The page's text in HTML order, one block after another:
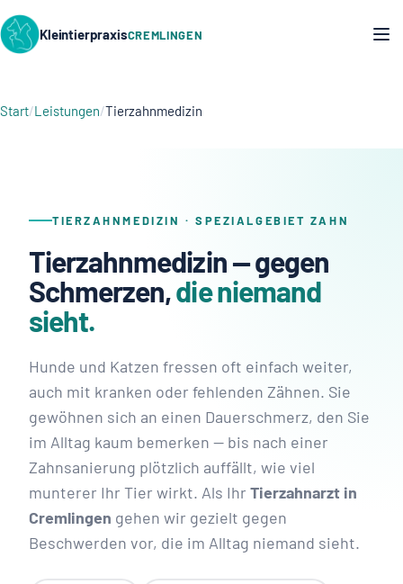
KleintierpraxisCREMLINGEN
Start Leistungen Tierzahnmedizin
TIERZAHNMEDIZIN · SPEZIALGEBIET ZAHN
Tierzahnmedizin — gegen
Schmerzen,die niemand
sieht.
Hunde und Katzen fressen oft einfach weiter,
auch mit kranken oder fehlenden Zähnen. Sie
gewöhnen sich an einen Dauerschmerz, den Sie
im Alltag kaum bemerken — bis nach einer
Zahnsanierung plötzlich auffällt, wie viel
munterer Ihr Tier wirkt. Als Ihr Tierzahnarzt in
Cremlingen gehen wir gezielt gegen
Beschwerden vor, die im Alltag niemand sieht.